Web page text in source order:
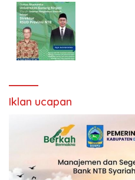
Iklan ucapan